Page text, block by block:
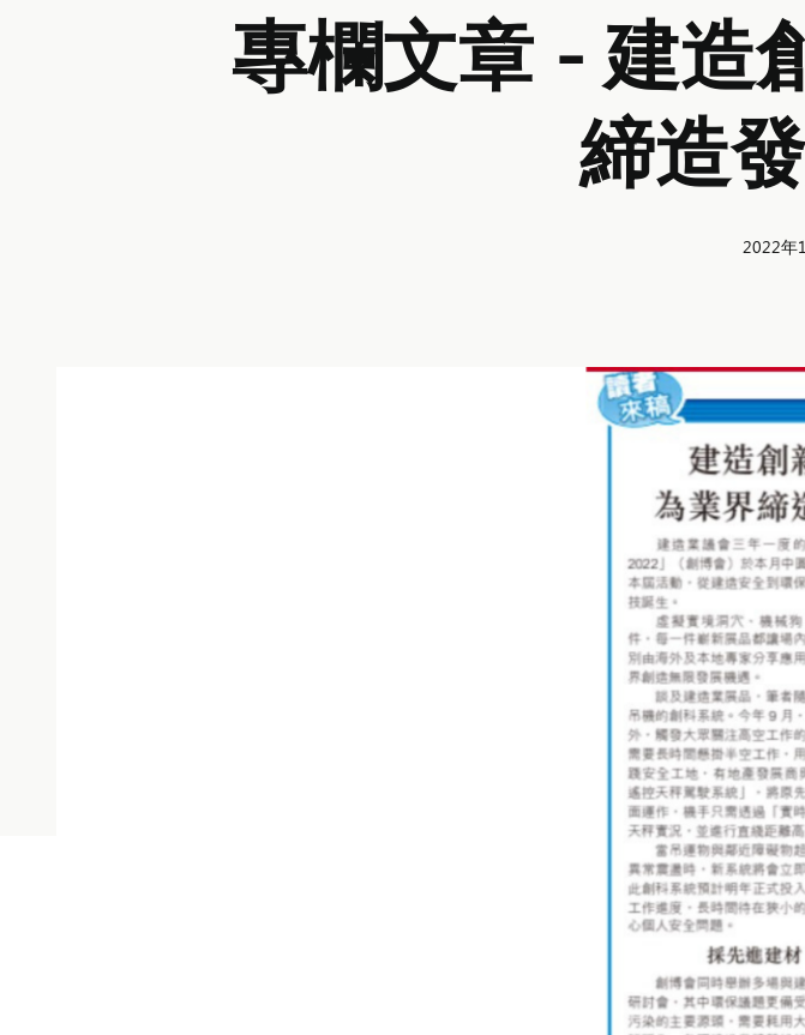
專欄文章 - 建造
締造
2022年